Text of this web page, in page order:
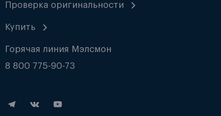
Проверка оригинальности
Купить
Горячая линия Мэлсмон
8 800 775-90-73